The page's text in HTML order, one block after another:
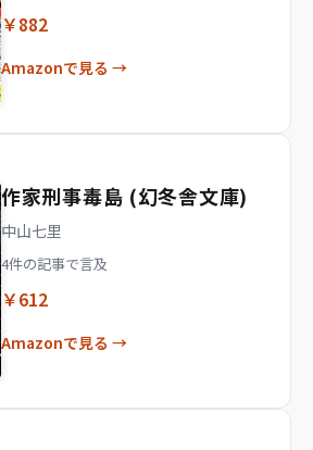
￥882
Amazonで見る →
作家刑事毒島 (幻冬舎文庫)
中山七里
4件の記事で言及
￥612
Amazonで見る →